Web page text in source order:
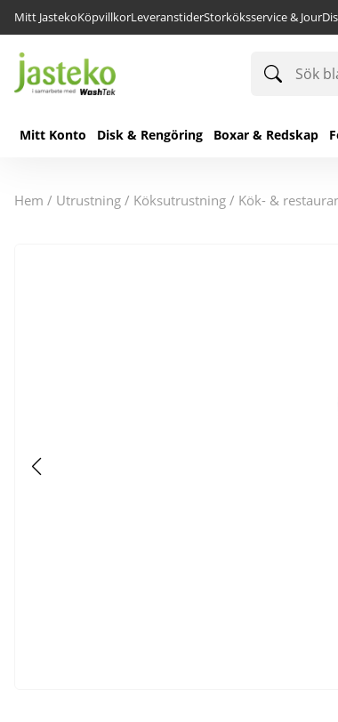
Mitt JastekoKöpvillkorLeveranstiderStorköksservice & Jour
Sök
bland
produkter
Mitt Konto Disk & Rengöring Boxar & Redskap
hem / utrustning / köksutrustning / kök- &